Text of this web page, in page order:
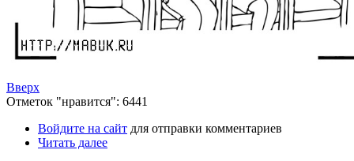
Вверх
Отметок "нравится": 6441
Войдите на сайт для отправки комментариев
Читать далее